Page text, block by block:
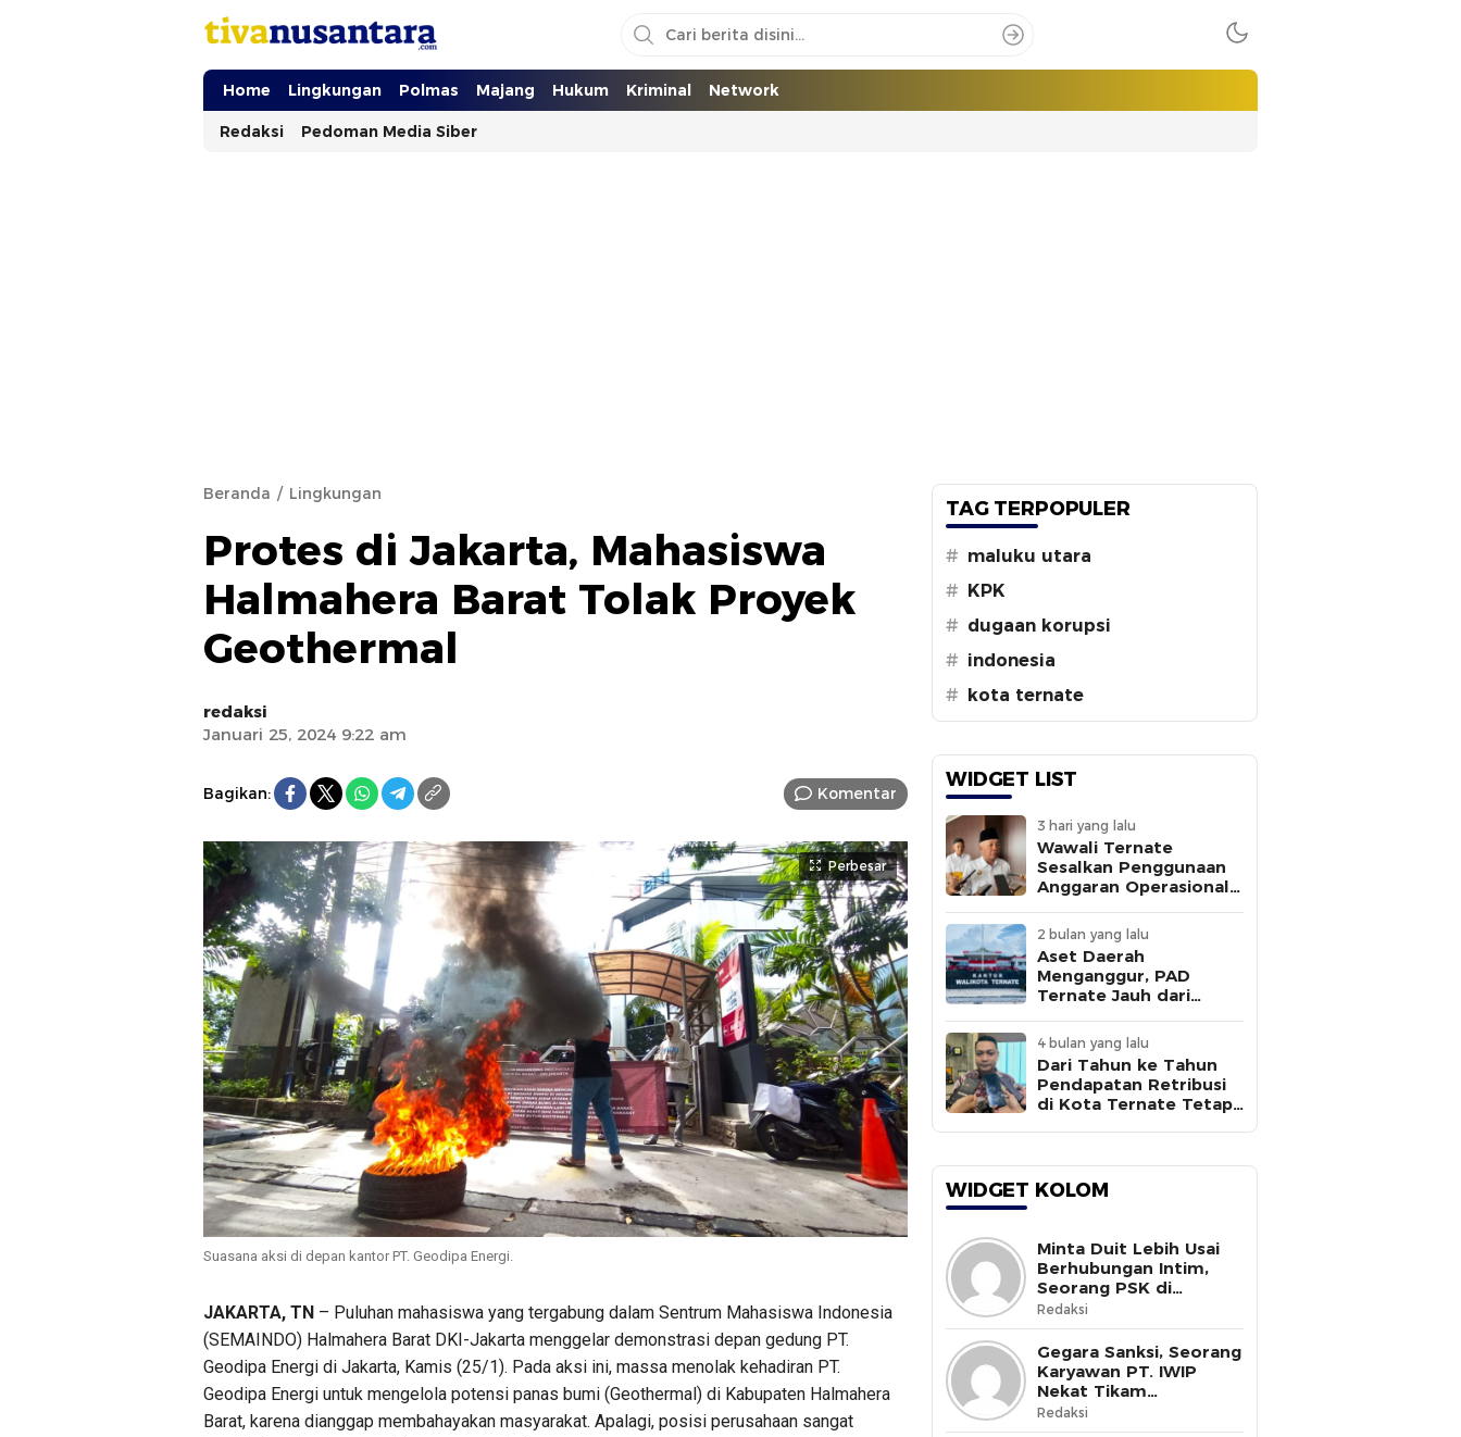
tivanusantara.com
Berita Nusantara
Home Lingkungan Polmas Majang Hukum Kriminal Network
Redaksi Pedoman Media Siber
Beranda Lingkungan
Protes di Jakarta, Mahasiswa
Halmahera Barat Tolak Proyek
Geothermal
redaksi
Januari 25, 2024 9:22 am
Bagikan: Komentar
Perbesar
Suasana aksi di depan kantor PT. Geodipa Energi.
JAKARTA, TN – Puluhan mahasiswa yang tergabung dalam Sentrum Mahasiswa Indonesia
(SEMAINDO) Halmahera Barat DKI-Jakarta menggelar demonstrasi depan gedung PT.
Geodipa Energi di Jakarta, Kamis (25/1). Pada aksi ini, massa menolak kehadiran PT.
Geodipa Energi untuk mengelola potensi panas bumi (Geothermal) di Kabupaten Halmahera
Barat, karena dianggap membahayakan masyarakat. Apalagi, posisi perusahaan sangat
TAG TERPOPULER
# maluku utara
# KPK
# dugaan korupsi
# indonesia
# kota ternate
WIDGET LIST
3 hari yang lalu
Wawali Ternate
Sesalkan Penggunaan
Anggaran Operasional
Sepengetahuannya
2 bulan yang lalu
Aset Daerah
Menganggur, PAD
Ternate Jauh dari
4 bulan yang lalu
Dari Tahun ke Tahun
Pendapatan Retribusi
di Kota Ternate Tetap
WIDGET KOLOM
Minta Duit Lebih Usai
Berhubungan Intim,
Seorang PSK di
Halmahera Selatan
Tewas Ditusuk
Redaksi
Gegara Sanksi, Seorang
Karyawan PT. IWIP
Nekat Tikam
Pimpinannya
Redaksi